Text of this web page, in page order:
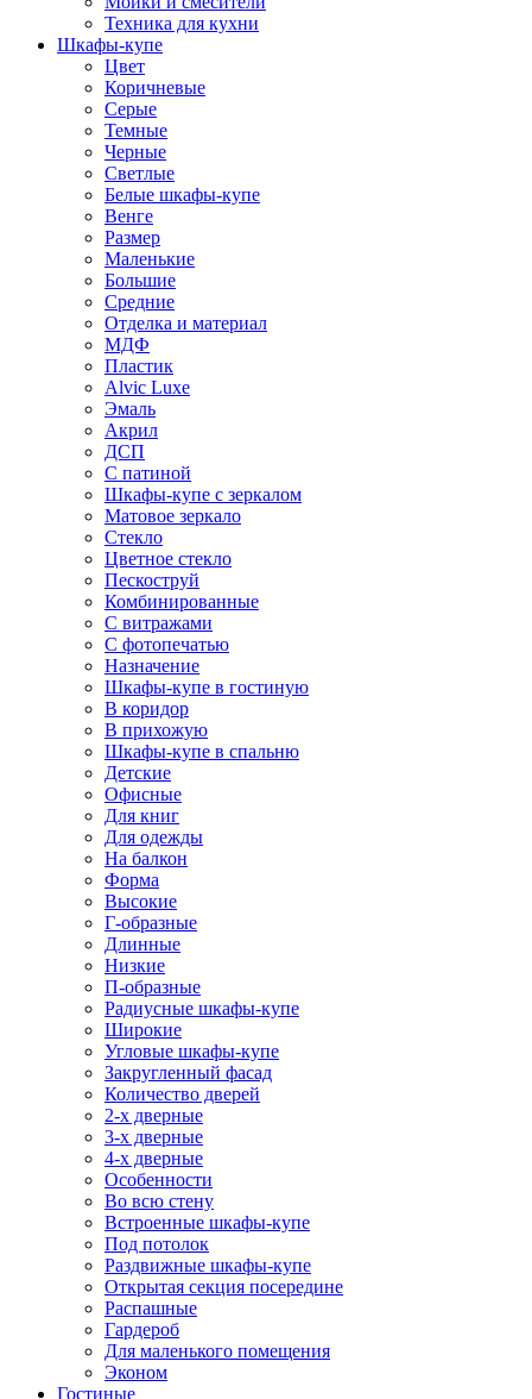
Техника для кухни
Шкафы-купе
Цвет
Коричневые
Серые
Темные
Черные
Светлые
Белые шкафы-купе
Венге
Размер
Маленькие
Большие
Средние
Отделка и материал
МДФ
Пластик
Alvic Luxe
Эмаль
Акрил
ДСП
С патиной
Шкафы-купе с зеркалом
Матовое зеркало
Стекло
Цветное стекло
Пескоструй
Комбинированные
С витражами
С фотопечатью
Назначение
Шкафы-купе в гостиную
В коридор
В прихожую
Шкафы-купе в спальню
Детские
Офисные
Для книг
Для одежды
На балкон
Форма
Высокие
Г-образные
Длинные
Низкие
П-образные
Радиусные шкафы-купе
Широкие
Угловые шкафы-купе
Закругленный фасад
Количество дверей
2-х дверные
3-х дверные
4-х дверные
Особенности
Во всю стену
Встроенные шкафы-купе
Под потолок
Раздвижные шкафы-купе
Открытая секция посередине
Распашные
Гардероб
Для маленького помещения
Эконом
Гостиные